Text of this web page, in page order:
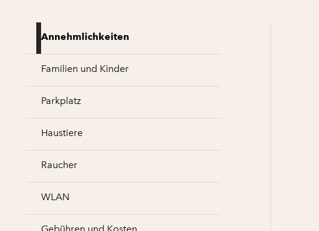
Annehmlichkeiten
Familien und Kinder
Parkplatz
Haustiere
Raucher
WLAN